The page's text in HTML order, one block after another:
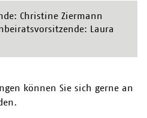
Christine Ziermann
Laura
können Sie sich gerne an